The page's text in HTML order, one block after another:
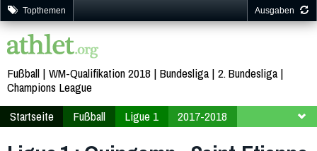
Topthemen Ausgaben
Fußball WM-Qualifikation 2018 Bundesliga 2. Bundesliga
Champions League
Startseite
Fußball Ligue 1
2017-2018